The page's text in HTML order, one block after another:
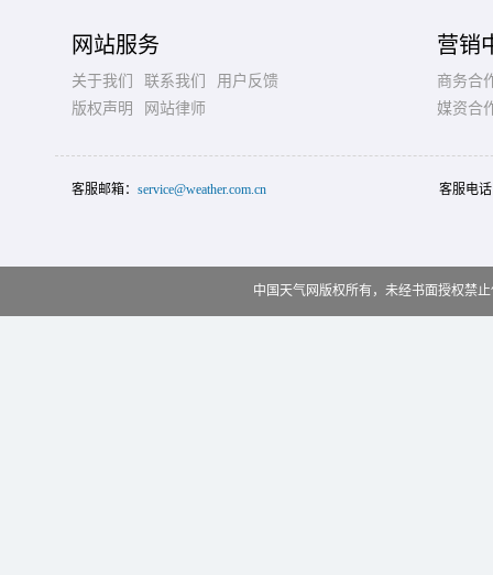
网站服务
关于我们 联系我们
用户反馈
版权声明
网站律师
营销
商务合
媒资合
客服邮箱： service@weather.com.cn 客服电
中国天气网版权所有，未经书面授权